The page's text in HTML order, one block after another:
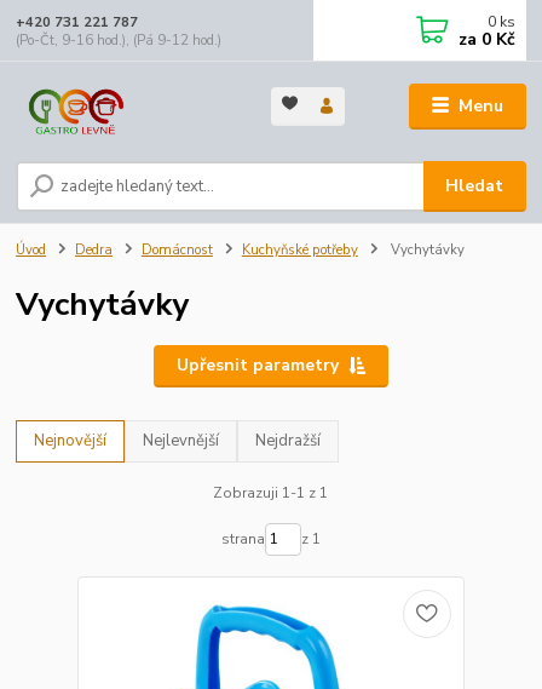
Menu
Hledat
+420 731 221 787
(Po-Čt, 9-16 hod.), (Pá 9-12 hod.)
0 ks
za 0 Kč
Úvod Dedra Domácnost Kuchyňské potřeby Vychytávky
Vychytávky
Upřesnit parametry
Nejnovější Nejlevnější Nejdražší
Zobrazuji 1-1 z 1
strana z 1